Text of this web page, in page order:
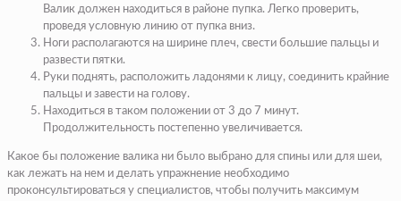
Валик должен находиться в районе пупка. Легко проверить,
проведя условную линию от пупка вниз.
Ноги располагаются на ширине плеч, свести большие пальцы и
развести пятки.
Руки поднять, расположить ладонями к лицу, соединить крайние
пальцы и завести на голову.
Находиться в таком положении от 3 до 7 минут.
Продолжительность постепенно увеличивается.
Какое бы положение валика ни было выбрано для спины или для шеи,
как лежать на нем и делать упражнение необходимо
проконсультироваться у специалистов, чтобы получить максимум